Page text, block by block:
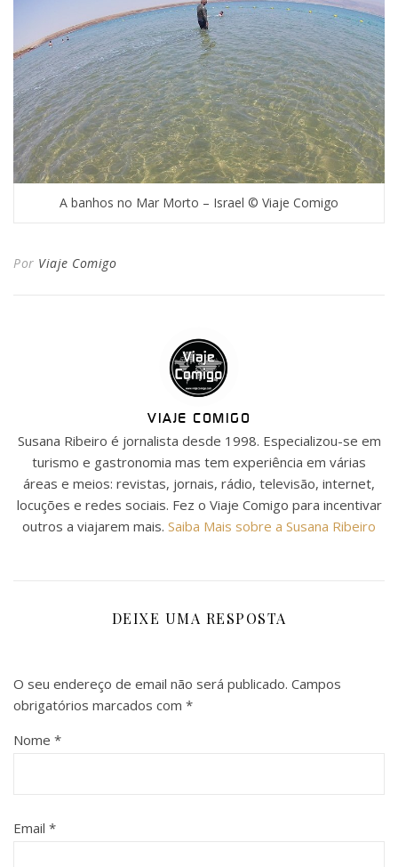
A banhos no Mar Morto – Israel © Viaje Comigo
Por Viaje Comigo
VIAJE COMIGO
Susana Ribeiro é jornalista desde 1998. Especializou-se em
turismo e gastronomia mas tem experiência em várias
áreas e meios: revistas, jornais, rádio, televisão, internet,
locuções e redes sociais. Fez o Viaje Comigo para incentivar
outros a viajarem mais. Saiba Mais sobre a Susana Ribeiro
DEIXE UMA RESPOSTA
O seu endereço de email não será publicado. Campos
obrigatórios marcados com *
Nome *
Email *